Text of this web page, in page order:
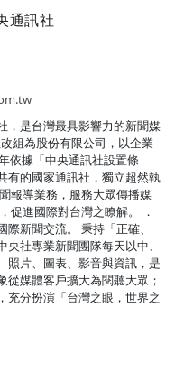
通訊社
，是台灣最具影響力的新聞媒
組為股份有限公司，以企業
依據「中央通訊社設置條
有的國家通訊社，獨立超然執
報導業務，服務大眾傳播媒
促進國際對台灣之瞭解。 ．
新聞交流。 秉持「正確、
社專業新聞團隊每天以中、
照片、圖表、影音與資訊，是
媒體客戶擴大為閱聽大眾；
充分扮演「台灣之眼，世界之